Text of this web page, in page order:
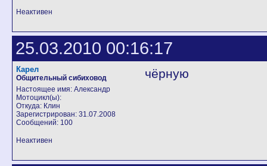
Неактивен
25.03.2010 00:16:17
Карел
Общительный сибиховод
Настоящее имя: Александр
Мотоцикл(ы):
Откуда: Клин
Зарегистрирован: 31.07.2008
Сообщений: 100
чёрную
Неактивен